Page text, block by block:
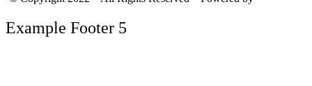
Example Footer 5